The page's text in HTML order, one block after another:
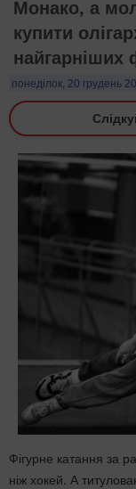
Монако, а
купити
найгарніших
понеділок, 20 грудень
Фігурне катання за
ніж хокей. А